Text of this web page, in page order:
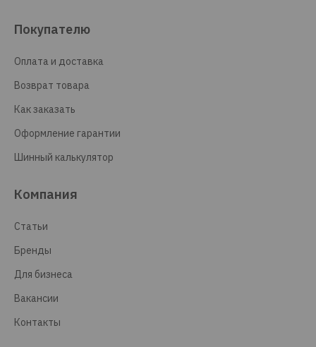
Покупателю
Оплата и доставка
Возврат товара
Как заказать
Оформление гарантии
Шинный калькулятор
Компания
Статьи
Бренды
Для бизнеса
Вакансии
Контакты